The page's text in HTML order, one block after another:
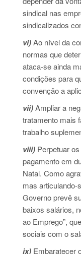
sindical nas
sindicalizados
vi)Ao nível da
normas que
ataca-se ainda
condições para
convenção a
vii)Ampliar a
tratamento mais
trabalho
viii) Perpetuar
pagamento em
Natal. Como
mas articulando-
Governo prevê
baixos salários,
ao Emprego”,
sociais com o
ix) Embaratecer